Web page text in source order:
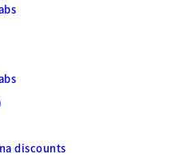
discounts